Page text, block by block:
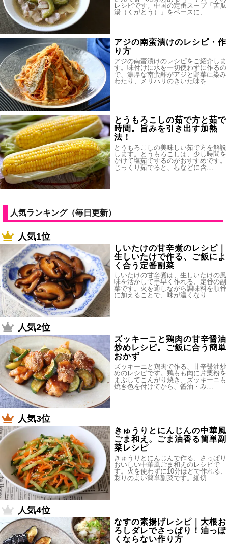
レシピです。中国の定番スープ「苦瓜
湯（くがとう）」をベースに、…
アジの南蛮漬けのレシピ・作
り方
アジの南蛮漬けのレシピをご紹介しま
す。味付けに水を一切使わずに作るの
で、濃厚な南蛮酢がアジと野菜に染み
わたり、メリハリのきいた味を…
とうもろこしの茹で方と茹で
時間。旨みを引き出す加熱
法！
とうもろこしの美味しい茹で方を解説
します。とうもろこしは、少し時間を
かけて塩茹でするのがおすすめです。
じっくり茹でると、芯などに含…
人気ランキング（毎日更新）
人気1位
しいたけの甘辛煮のレシピ｜
生しいたけで作る、ご飯によ
く合う定番副菜
しいたけの甘辛煮は、生しいたけの風
味を活かして手早く作れる、定番の副
菜です。火を通しながら調味料を順番
に加えることで、味が濃くなり…
人気2位
ズッキーニと鶏肉の甘辛醤油
炒めレシピ。ご飯に合う簡単
おかず
ズッキーニと鶏肉で作る、甘辛醤油炒
めのレシピです。鶏もも肉に片栗粉を
まぶしてこんがり焼き、ズッキーニも
焼き色を付けてから、醤油・み…
人気3位
きゅうりとにんじんの中華風
ごま和え。ごま油香る簡単副
菜レシピ
きゅうりとにんじんで作る、さっぱり
おいしい中華風ごま和えのレシピで
す。火を使わずに10分ほどで作れる、
彩りのよい簡単副菜です。細切…
人気4位
なすの素揚げレシピ｜大根お
ろしダレでさっぱり！油っぽ
くならない作り方